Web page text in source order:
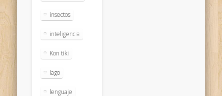
insectos
inteligencia
Kon tiki
lago
lenguaje